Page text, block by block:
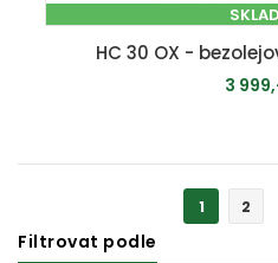
HC 30 OX -
3
1 2
Filtrovat podle